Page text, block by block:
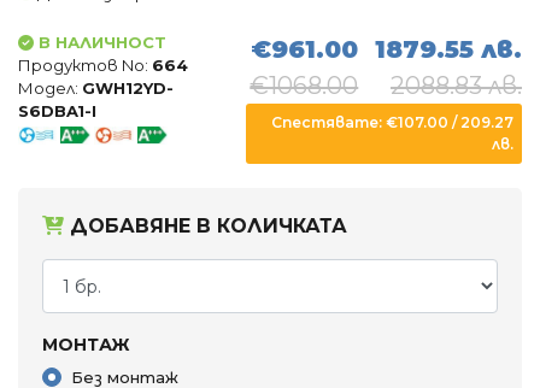
В НАЛИЧНОСТ
Продуктов No: 664
Модел: GWH12YD-
S6DBA1-I
€961.00
€1068.00
1879.55 лв.
2088.83 лв.
Спестявате: €107.00 / 209.27
лв.
ДОБАВЯНЕ В КОЛИЧКАТА
МОНТАЖ
Без монтаж